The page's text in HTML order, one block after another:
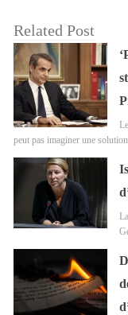
Related Post
peut pas imaginer une